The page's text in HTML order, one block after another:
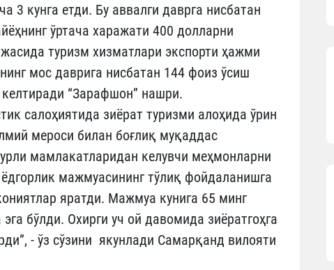
3 кунга етди. Бу аввалги даврга нисбатан
ўртача харажати 400 долларни
туризм хизматлари экспорти ҳажми
мос даврига нисбатан 144 фоиз ўсиш
“Зарафшон” нашри.
салоҳиятида зиёрат туризми алоҳида ўрин
мероси билан боғлиқ муқаддас
мамлакатларидан келувчи меҳмонларни
мажмуасининг тўлиқ фойдаланишга
яратди. Мажмуа кунига 65 минг
бўлди. Охирги уч ой давомида зиёратгоҳга
- ўз сўзини якунлади Самарқанд вилояти